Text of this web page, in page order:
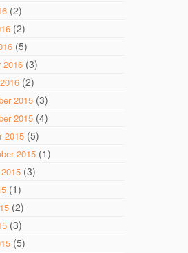
(2)
(2)
(5)
2016 (3)
(2)
2015 (3)
2015 (4)
2015 (5)
2015 (1)
(3)
(1)
(2)
(3)
(5)